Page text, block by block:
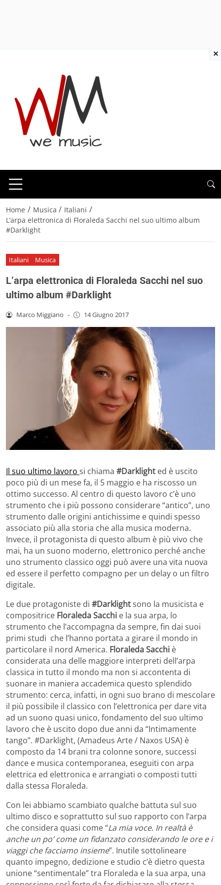
Home / Musica / Italiani /
L’arpa elettronica di Floraleda Sacchi nel suo ultimo album
#Darklight
Italiani Musica
L’arpa elettronica di Floraleda Sacchi nel suo
ultimo album #Darklight
Marco Miggiano - 14 Giugno 2017
Il suo ultimo lavoro si chiama #Darklight ed è uscito
poco più di un mese fa, il 5 maggio e ha riscosso un
ottimo successo. Al centro di questo lavoro c’è uno
strumento che i più possono considerare “antico”, uno
strumento dalle origini antichissime e quindi spesso
associato più alla storia che alla musica moderna.
Invece, il protagonista di questo album è più vivo che
mai, ha un suono moderno, elettronico perché anche
uno strumento classico oggi può avere una vita nuova
ed essere il perfetto compagno per un delay o un filtro
digitale.
Le due protagoniste di #Darklightsono la musicista e
compositrice Floraleda Sacchi e la sua arpa, lo
strumento che l’accompagna da sempre, fin dai suoi
primi studi che l’hanno portata a girare il mondo in
particolare il nord America. Floraleda Sacchi è
considerata una delle maggiore interpreti dell’arpa
classica in tutto il mondo ma non si accontenta di
suonare in maniera accademica questo splendido
strumento: cerca, infatti, in ogni suo brano di mescolare
il più possibile il classico con l’elettronica per dare vita
ad un suono quasi unico, fondamento del suo ultimo
lavoro che è uscito dopo due anni da “Intimamente
tango”. #Darklight, (Amadeus Arte / Naxos USA) è
composto da 14 brani tra colonne sonore, successi
dance e musica contemporanea, eseguiti con arpa
elettrica ed elettronica e arrangiati o composti tutti
dalla stessa Floraleda.
Con lei abbiamo scambiato qualche battuta sul suo
ultimo disco e soprattutto sul suo rapporto con l’arpa
che considera quasi come “La mia voce. In realtà è
anche un po’ come un fidanzato considerando le ore e i
viaggi che facciamo insieme”. Inutile sottolineare
quanto impegno, dedizione e studio c’è dietro questa
unione “sentimentale” tra Floraleda e la sua arpa, una
×